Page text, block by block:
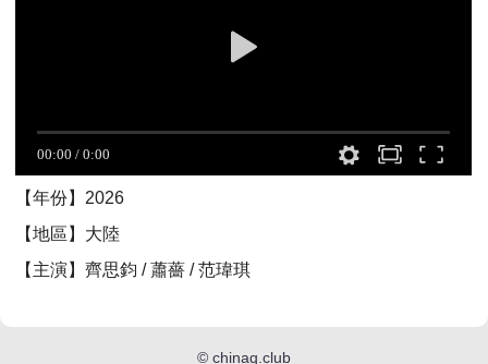
【年份】2026
【地區】大陸
【主演】齊思鈞 / 蕭薔 / 范瑋琪
© chinaq.club